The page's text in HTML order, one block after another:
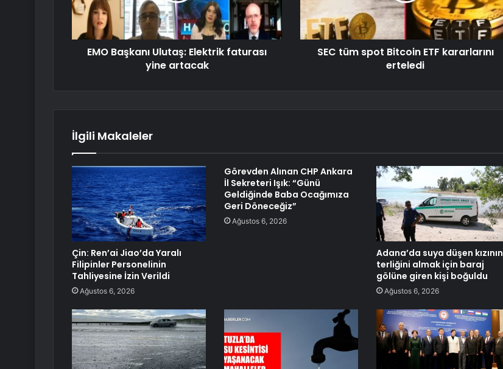
EMO Başkanı Ulutaş: Elektrik faturası
yine artacak
SEC tüm spot Bitcoin ETF kararlarını
erteledi
İlgili Makaleler
Çin: Ren’ai Jiao’da Yaralı
Filipinler Personelinin
Tahliyesine İzin Verildi
Ağustos 6, 2026
Görevden Alınan CHP Ankara
İl Sekreteri Işık: “Günü
Geldiğinde Baba Ocağımıza
Geri Döneceğiz”
Ağustos 6, 2026
Adana’da suya düşen kızının
terliğini almak için baraj
gölüne giren kişi boğuldu
Ağustos 6, 2026